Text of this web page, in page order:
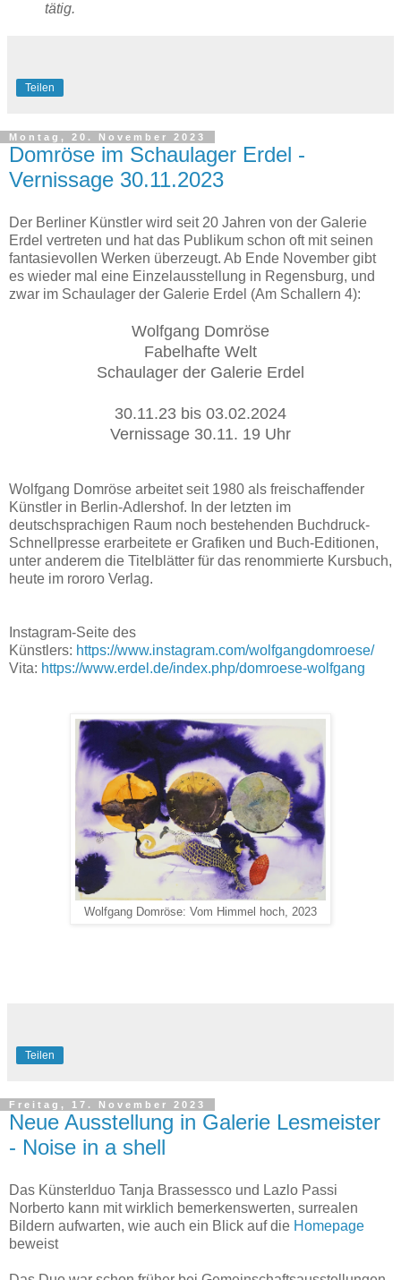
tätig.
Teilen
Montag, 20. November 2023
Domröse im Schaulager Erdel -
Vernissage 30.11.2023
Der Berliner Künstler wird seit 20 Jahren von der Galerie
Erdel vertreten und hat das Publikum schon oft mit seinen
fantasievollen Werken überzeugt. Ab Ende November gibt
es wieder mal eine Einzelausstellung in Regensburg, und
zwar im Schaulager der Galerie Erdel (Am Schallern 4):
Wolfgang Domröse
Fabelhafte Welt
Schaulager der Galerie Erdel
30.11.23 bis 03.02.2024
Vernissage 30.11. 19 Uhr
Wolfgang Domröse arbeitet seit 1980 als freischaffender
Künstler in Berlin-Adlershof. In der letzten im
deutschsprachigen Raum noch bestehenden Buchdruck-
Schnellpresse erarbeitete er Grafiken und Buch-Editionen,
unter anderem die Titelblätter für das renommierte Kursbuch,
heute im rororo Verlag.
Instagram-Seite des
Künstlers: https://www.instagram.com/wolfgangdomroese/
Vita: https://www.erdel.de/index.php/domroese-wolfgang
Wolfgang Domröse: Vom Himmel hoch, 2023
Teilen
Freitag, 17. November 2023
Neue Ausstellung in Galerie Lesmeister
- Noise in a shell
Das Künsterlduo Tanja Brassessco und Lazlo Passi
Norberto kann mit wirklich bemerkenswerten, surrealen
Bildern aufwarten, wie auch ein Blick auf die Homepage
beweist